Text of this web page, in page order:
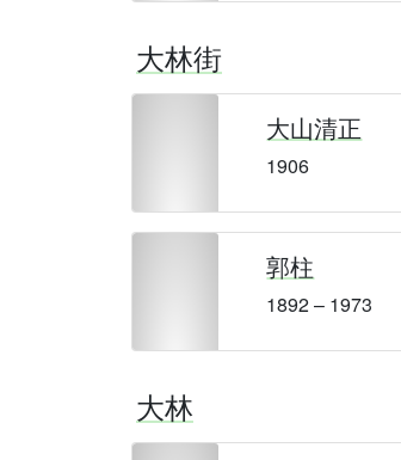
大林街
大山清正
1906
郭柱
1892 – 1973
大林